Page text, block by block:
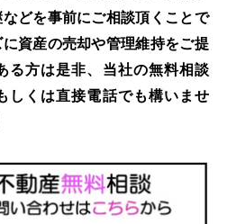
どを事前にご相談頂くことで
資産の売却や管理維持をご提
る方は是非、当社の無料相談
しくは直接電話でも構いませ